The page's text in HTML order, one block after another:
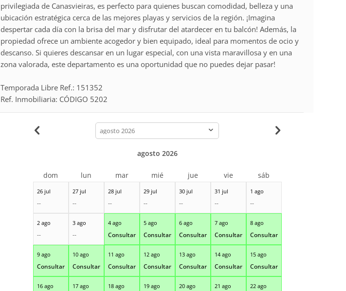
privilegiada de Canasvieiras, es perfecto para quienes buscan comodidad, belleza y una
ubicación estratégica cerca de las mejores playas y servicios de la región. ¡Imagina
despertar cada día con la brisa del mar y disfrutar del atardecer en tu balcón! Además, la
propiedad ofrece un ambiente acogedor y bien equipado, ideal para momentos de ocio y
descanso. Si quieres descansar en un lugar especial, con una vista maravillosa y en una
zona valorada, este departamento es una oportunidad que no puedes dejar pasar!
Temporada Libre Ref.: 151352
Ref. Inmobiliaria: CÓDIGO 5202
calendar-
month
26 jul
--
27 jul
--
28 jul
--
29 jul
--
30 jul
--
31 jul
--
1 ago
--
2 ago
--
3 ago
--
4 ago
Consultar
5 ago
Consultar
6 ago
Consultar
7 ago
Consultar
8 ago
Consultar
9 ago
Consultar
10 ago
Consultar
11 ago
Consultar
12 ago
Consultar
13 ago
Consultar
14 ago
Consultar
15 ago
Consultar
16 ago 17 ago 18 ago 19 ago 20 ago 21 ago 22 ago
agosto 2026
dom lun mar mié jue vie sáb